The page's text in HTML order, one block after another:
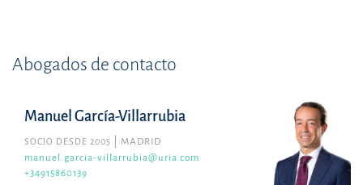
Abogados de contacto
Manuel García-Villarrubia
SOCIO DESDE 2005
MADRID
manuel.garcia-villarrubia@uria.com
+34915860139